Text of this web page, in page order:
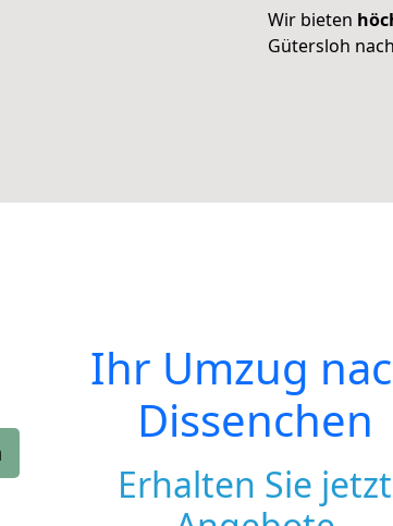
Wir bieten
Gütersloh
Ihr Umzug
Dissenchen
Erhalten Sie jetzt